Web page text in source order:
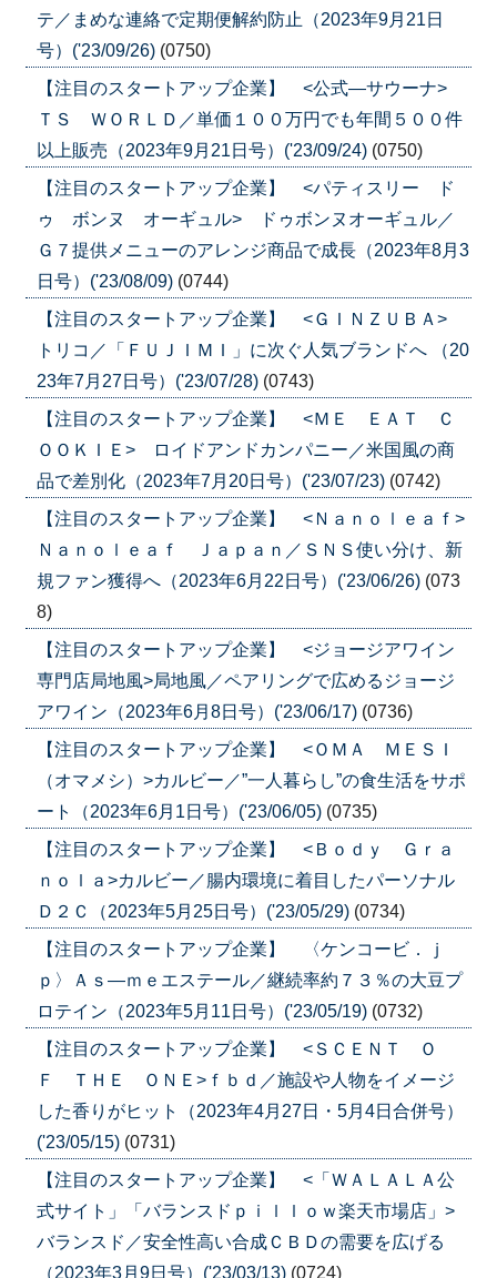
テ／まめな連絡で定期便解約防止（2023年9月21日
号）('23/09/26) (0750)
【注目のスタートアップ企業】 <公式―サウーナ>
ＴＳ ＷＯＲＬＤ／単価１００万円でも年間５００件
以上販売（2023年9月21日号）('23/09/24) (0750)
【注目のスタートアップ企業】 <パティスリー ド
ゥ ボンヌ オーギュル> ドゥボンヌオーギュル／
Ｇ７提供メニューのアレンジ商品で成長（2023年8月3
日号）('23/08/09) (0744)
【注目のスタートアップ企業】 <ＧＩＮＺＵＢＡ>
トリコ／「ＦＵＪＩＭＩ」に次ぐ人気ブランドへ （20
23年7月27日号）('23/07/28) (0743)
【注目のスタートアップ企業】 <ＭＥ ＥＡＴ Ｃ
ＯＯＫＩＥ> ロイドアンドカンパニー／米国風の商
品で差別化（2023年7月20日号）('23/07/23) (0742)
【注目のスタートアップ企業】 <Ｎａｎｏｌｅａｆ>
Ｎａｎｏｌｅａｆ Ｊａｐａｎ／ＳＮＳ使い分け、新
規ファン獲得へ（2023年6月22日号）('23/06/26) (073
8)
【注目のスタートアップ企業】 <ジョージアワイン
専門店局地風>局地風／ペアリングで広めるジョージ
アワイン（2023年6月8日号）('23/06/17) (0736)
【注目のスタートアップ企業】 <ＯＭＡ ＭＥＳＩ
（オマメシ）>カルビー／”一人暮らし”の食生活をサポ
ート（2023年6月1日号）('23/06/05) (0735)
【注目のスタートアップ企業】 <Ｂｏｄｙ Ｇｒａ
ｎｏｌａ>カルビー／腸内環境に着目したパーソナル
Ｄ２Ｃ（2023年5月25日号）('23/05/29) (0734)
【注目のスタートアップ企業】 〈ケンコービ．ｊ
ｐ〉Ａｓ―ｍｅエステール／継続率約７３％の大豆プ
ロテイン（2023年5月11日号）('23/05/19) (0732)
【注目のスタートアップ企業】 <ＳＣＥＮＴ Ｏ
Ｆ ＴＨＥ ＯＮＥ>ｆｂｄ／施設や人物をイメージ
した香りがヒット（2023年4月27日・5月4日合併号）
('23/05/15) (0731)
【注目のスタートアップ企業】 <「ＷＡＬＡＬＡ公
式サイト」「バランスドｐｉｌｌｏｗ楽天市場店」>
バランスド／安全性高い合成ＣＢＤの需要を広げる
（2023年3月9日号）('23/03/13) (0724)